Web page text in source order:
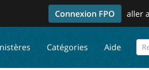
Connexion FPO aller
Catégories Aide